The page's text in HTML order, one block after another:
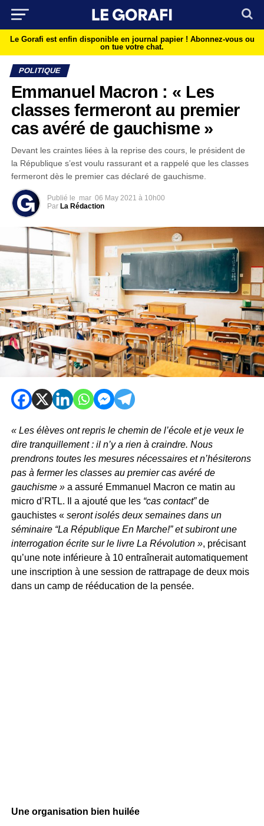
Le Gorafi est enfin disponible en journal papier ! Abonnez-vous ou
on tue votre chat.
POLITIQUE
Emmanuel Macron : « Les
classes fermeront au premier
cas avéré de gauchisme »
Devant les craintes liées à la reprise des cours, le président de
la République s’est voulu rassurant et a rappelé que les classes
fermeront dès le premier cas déclaré de gauchisme.
Publié le mar 06 May 2021 à 10h00
Par La Rédaction
« Les élèves ont repris le chemin de l’école et je veux le
dire tranquillement : il n’y a rien à craindre. Nous
prendrons toutes les mesures nécessaires et n’hésiterons
pas à fermer les classes au premier cas avéré de
gauchisme »a assuré Emmanuel Macron ce matin au
micro d’RTL. Il a ajouté que les “cas contact”de
gauchistes «seront isolés deux semaines dans un
séminaire “La République En Marche!” et subiront une
interrogation écrite sur le livre La Révolution », précisant
qu’une note inférieure à 10 entraînerait automatiquement
une inscription à une session de rattrapage de deux mois
dans un camp de rééducation de la pensée.
Une organisation bien huilée